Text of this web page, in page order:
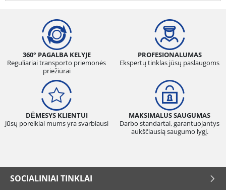
360° PAGALBA KELYJE
Reguliariai transporto priemonės
priežiūrai
PROFESIONALUMAS
Ekspertų tinklas jūsų paslaugoms
DĖMESYS KLIENTUI
Jūsų poreikiai mums yra svarbiausi
MAKSIMALUS SAUGUMAS
Darbo standartai, garantuojantys
aukščiausią saugumo lygį.
SOCIALINIAI TINKLAI